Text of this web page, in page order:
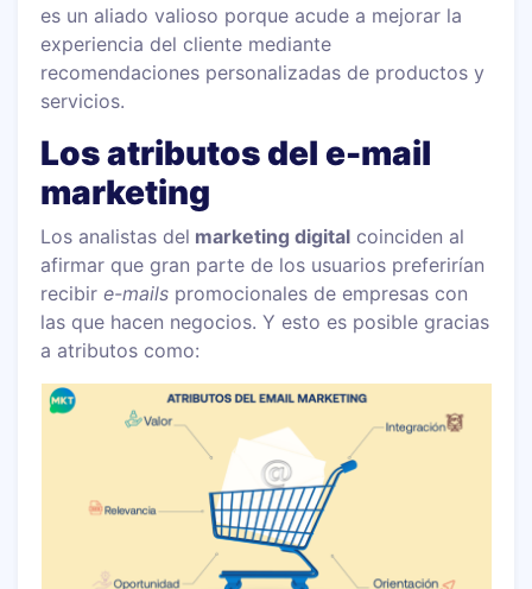
es un aliado valioso porque acude a mejorar la
experiencia del cliente mediante
recomendaciones personalizadas de productos y
servicios.
Los atributos del e-mail
marketing
Los analistas del marketing digital coinciden al
afirmar que gran parte de los usuarios preferirían
recibir e-mails promocionales de empresas con
las que hacen negocios. Y esto es posible gracias
a atributos como: